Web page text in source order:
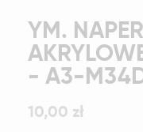
YM.
- A3-
10,00 zł